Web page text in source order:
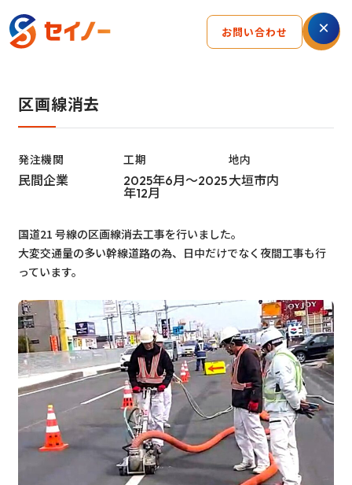
お問い合わせ
区画線消去
発注機関
民間企業
工期
2025年6月～2025
年12月
地内
大垣市内
国道21 号線の区画線消去工事を行いました。
大変交通量の多い幹線道路の為、日中だけでなく夜間工事も行
っています。